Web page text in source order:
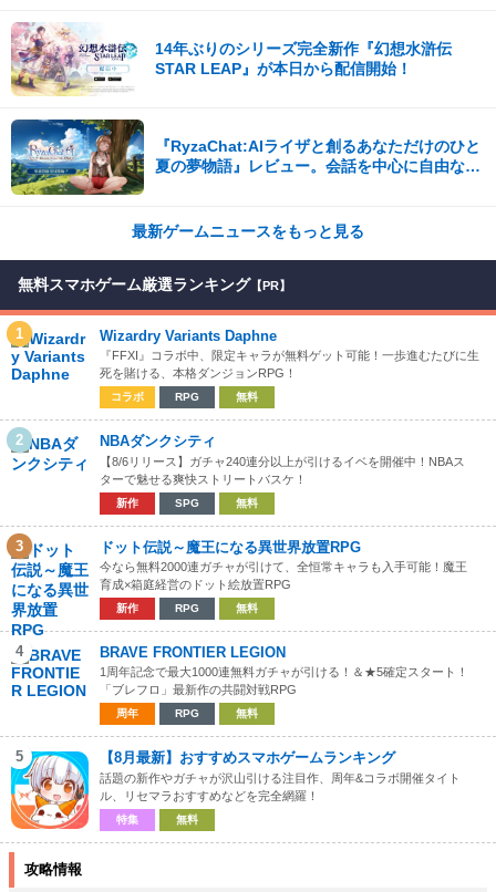
14年ぶりのシリーズ完全新作『幻想水滸伝
STAR LEAP』が本日から配信開始！
『RyzaChat:AIライザと創るあなただけのひと
夏の夢物語』レビュー。会話を中心に自由な冒
最新ゲームニュースをもっと見る
無料スマホゲーム厳選ランキング 【PR】
1 Wizardry Variants Daphne
『FFXI』コラボ中、限定キャラが無料ゲット可能！一歩進むたびに生
死を賭ける、本格ダンジョンRPG！
コラボ RPG 無料
2 NBAダンクシティ
【8/6リリース】ガチャ240連分以上が引けるイベを開催中！NBAス
ターで魅せる爽快ストリートバスケ！
新作 SPG 無料
3 ドット伝説～魔王になる異世界放置RPG
今なら無料2000連ガチャが引けて、全恒常キャラも入手可能！魔王
育成×箱庭経営のドット絵放置RPG
新作 RPG 無料
4 BRAVE FRONTIER LEGION
1周年記念で最大1000連無料ガチャが引ける！＆★5確定スタート！
「ブレフロ」最新作の共闘対戦RPG
周年 RPG 無料
5 【8月最新】おすすめスマホゲームランキング
話題の新作やガチャが沢山引ける注目作、周年&コラボ開催タイト
ル、リセマラおすすめなどを完全網羅！
特集 無料
攻略情報